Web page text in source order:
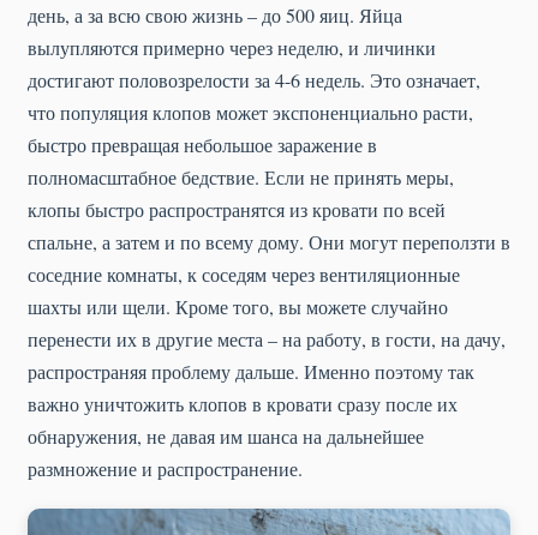
день, а за всю свою жизнь – до 500 яиц. Яйца
вылупляются примерно через неделю, и личинки
достигают половозрелости за 4-6 недель. Это означает,
что популяция клопов может экспоненциально расти,
быстро превращая небольшое заражение в
полномасштабное бедствие. Если не принять меры,
клопы быстро распространятся из кровати по всей
спальне, а затем и по всему дому. Они могут переползти в
соседние комнаты, к соседям через вентиляционные
шахты или щели. Кроме того, вы можете случайно
перенести их в другие места – на работу, в гости, на дачу,
распространяя проблему дальше. Именно поэтому так
важно уничтожить клопов в кровати сразу после их
обнаружения, не давая им шанса на дальнейшее
размножение и распространение.